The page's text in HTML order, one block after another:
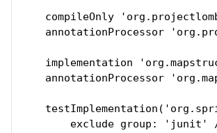
compileOnly
annotationProcessor
implementation
annotationProcessor
exclude group: 'junit'